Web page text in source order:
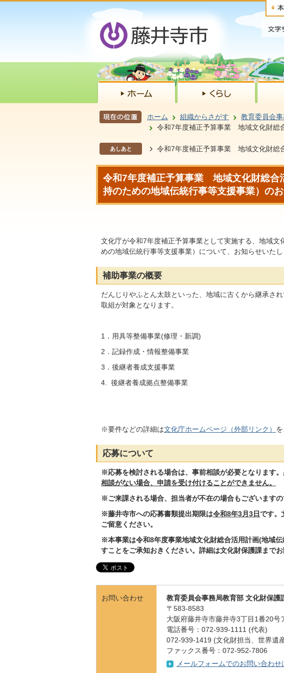
ホーム 組織からさがす 教育委員会
令和7年度補正予算事業 地域文化財総
あしあと 令和7年度補正予算事業 地域文化財総
令和7年度補正予算事業 地域文化財総合
持のための地域伝統行事等支援事業）の
文化庁が令和7年度補正予算事業として実施する、地域
めの地域伝統行事等支援事業）について、お知らせいたし
補助事業の概要
だんじりやふとん太鼓といった、地域に古くから継承さ
取組が対象となります。
1．用具等整備事業(修理・新調)
2．記録作成・情報整備事業
3．後継者養成支援事業
4. 後継者養成拠点整備事業
※要件などの詳細は文化庁ホームページ（外部リンク）
応募について
※応募を検討される場合は、事前相談が必要となります
相談がない場合、申請を受け付けることができません。
※ご来課される場合、担当者が不在の場合もございますの
※藤井寺市への応募書類提出期限は令和8年3月3日です。
ご留意ください。
※本事業は令和8年度事業地域文化財総合活用計画(地域
すことをご承知おきください。詳細は文化財保護課までお
お問い合わせ
教育委員会事務局教育部 文化財保護
〒583-8583
大阪府藤井寺市藤井寺3丁目1番20号
電話番号：072-939-1111 (代表)
072-939-1419 (文化財担当、世界遺
ファックス番号：072-952-7806
メールフォームでのお問い合わせ